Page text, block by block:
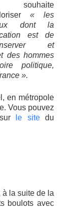
souhaite
« les
dont la
est de
et
des hommes
politique,
».
en métropole
Vous pouvez
le sitedu
à la suite de la
boulots avec